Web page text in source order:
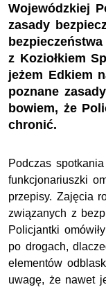
Wojewódzkiej
zasady
z Koziołkiem
jeżem Edkiem
poznane
bowiem, że
chronić.
Podczas
funkcjonariuszki
przepisy. Zajęcia
związanych z
Policjantki
po drogach,
elementów
uwagę, że nawet